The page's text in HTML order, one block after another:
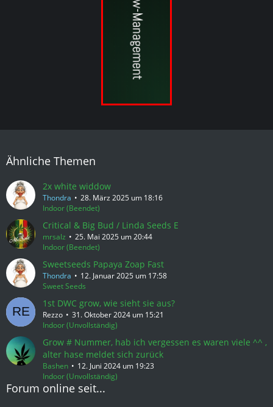
Ähnliche Themen
2x white widdow
Thondra
28. März 2025 um 18:16
Indoor (Beendet)
Critical & Big Bud / Linda Seeds E
mrsalz
25. Mai 2025 um 20:44
Indoor (Beendet)
Sweetseeds Papaya Zoap Fast
Thondra
12. Januar 2025 um 17:58
Sweet Seeds
1st DWC grow, wie sieht sie aus?
Rezzo
31. Oktober 2024 um 15:21
Indoor (Unvollständig)
Grow # Nummer, hab ich vergessen es waren viele ^^ ,
alter hase meldet sich zurück
Bashen
12. Juni 2024 um 19:23
Indoor (Unvollständig)
Forum online seit...